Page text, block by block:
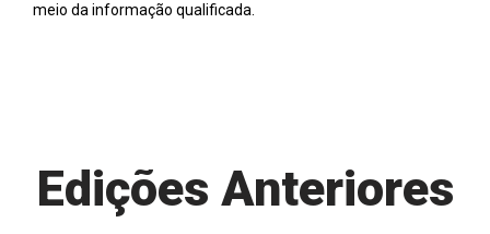
meio da informação qualificada.
Edições Anteriores